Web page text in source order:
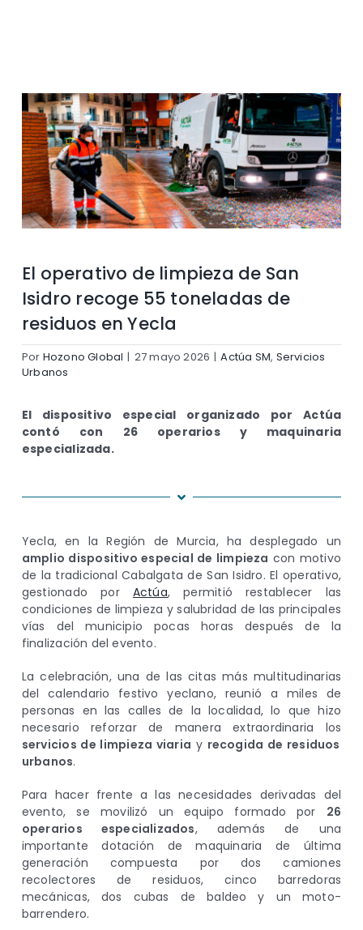
El operativo de limpieza de San
Isidro recoge 55 toneladas de
residuos en Yecla
Por Hozono Global | 27 mayo 2026 | Actúa SM, Servicios
Urbanos
El dispositivo especial organizado por Actúa
contó con 26 operarios y maquinaria
especializada.
Yecla, en la Región de Murcia, ha desplegado un
amplio dispositivo especial de limpieza con motivo
de la tradicional Cabalgata de San Isidro. El operativo,
gestionado por Actúa, permitió restablecer las
condiciones de limpieza y salubridad de las principales
vías del municipio pocas horas después de la
finalización del evento.
La celebración, una de las citas más multitudinarias
del calendario festivo yeclano, reunió a miles de
personas en las calles de la localidad, lo que hizo
necesario reforzar de manera extraordinaria los
servicios de limpieza viaria y recogida de residuos
urbanos.
Para hacer frente a las necesidades derivadas del
evento, se movilizó un equipo formado por 26
operarios especializados, además de una
importante dotación de maquinaria de última
generación compuesta por dos camiones
recolectores de residuos, cinco barredoras
mecánicas, dos cubas de baldeo y un moto-
barrendero.